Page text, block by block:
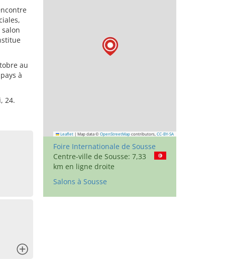
au
à
24.
Leaflet | Map data © OpenStreetMap contributors, CC-BY-SA
Foire Internationale de Sousse
Centre-ville de Sousse: 7,33
km en ligne droite
Salons à Sousse